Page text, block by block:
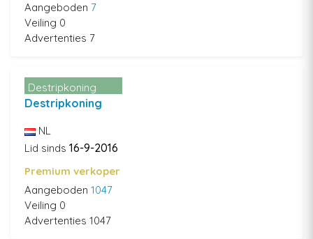
Aangeboden 7
Veiling 0
Advertenties 7
Destripkoning
Destripkoning
NL
Lid sinds 16-9-2016
Premium verkoper
Aangeboden 1047
Veiling 0
Advertenties 1047